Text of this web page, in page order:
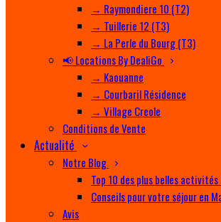
→ Raymondiere 10 (T2)
→ Tuillerie 12 (T3)
→ La Perle du Bourg (T3)
📢 Locations By DealiGo
→ Kaouanne
→ Courbaril Résidence
→ Village Creole
Conditions de Vente
Actualité
Notre Blog
Top 10 des plus belles
Conseils pour votre séjour en
Avis